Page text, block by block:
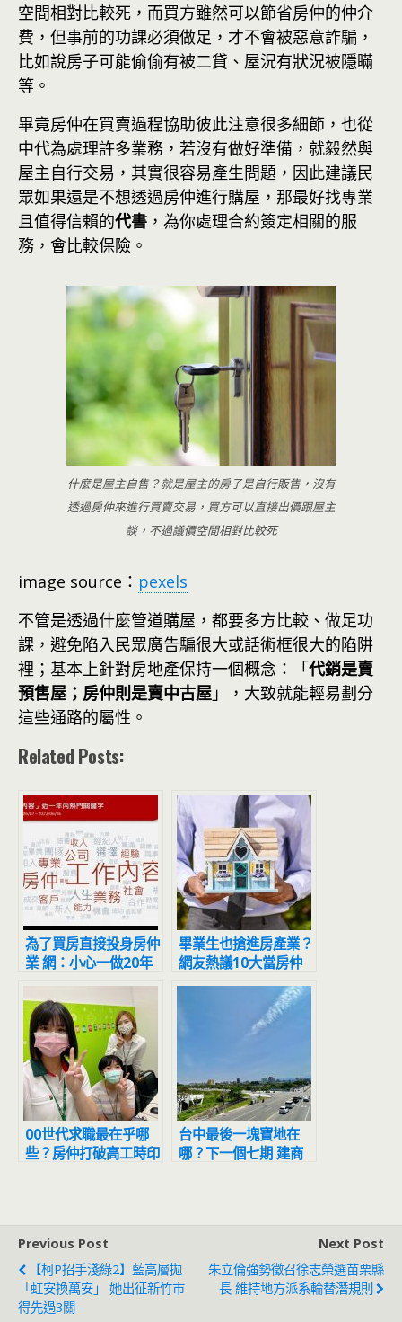
空間相對比較死，而買方雖然可以節省房仲的仲介
費，但事前的功課必須做足，才不會被惡意詐騙，
比如說房子可能偷偷有被二貸、屋況有狀況被隱瞞
等。
畢竟房仲在買賣過程協助彼此注意很多細節，也從
中代為處理許多業務，若沒有做好準備，就毅然與
屋主自行交易，其實很容易產生問題，因此建議民
眾如果還是不想透過房仲進行購屋，那最好找專業
且值得信賴的代書 ，為你處理合約簽定相關的服
務，會比較保險。
什麼是屋主自售？就是屋主的房子是自行販售，沒有
透過房仲來進行買賣交易，買方可以直接出價跟屋主
談，不過議價空間相對比較死
image source： pexels
不管是透過什麼管道購屋，都要多方比較、做足功
課，避免陷入民眾廣告騙很大或話術框很大的陷阱
裡；基本上針對房地產保持一個概念：「代銷是賣
預售屋；房仲則是賣中古屋 」，大致就能輕易劃分
這些通路的屬性。
Related Posts:
為了買房直接投身房仲
業 網：小心一做20年
畢業生也搶進房產業？
網友熱議10大當房仲
好處！超強誘因是「這
00世代求職最在乎哪
些？房仲打破高工時印
台中最後一塊寶地在
哪？下一個七期 建商
Previous Post
【柯P招手淺綠2】藍高層拋
「虹安換萬安」 她出征新竹市
得先過3關
Next Post
朱立倫強勢徵召徐志榮選苗栗縣
長 維持地方派系輪替潛規則